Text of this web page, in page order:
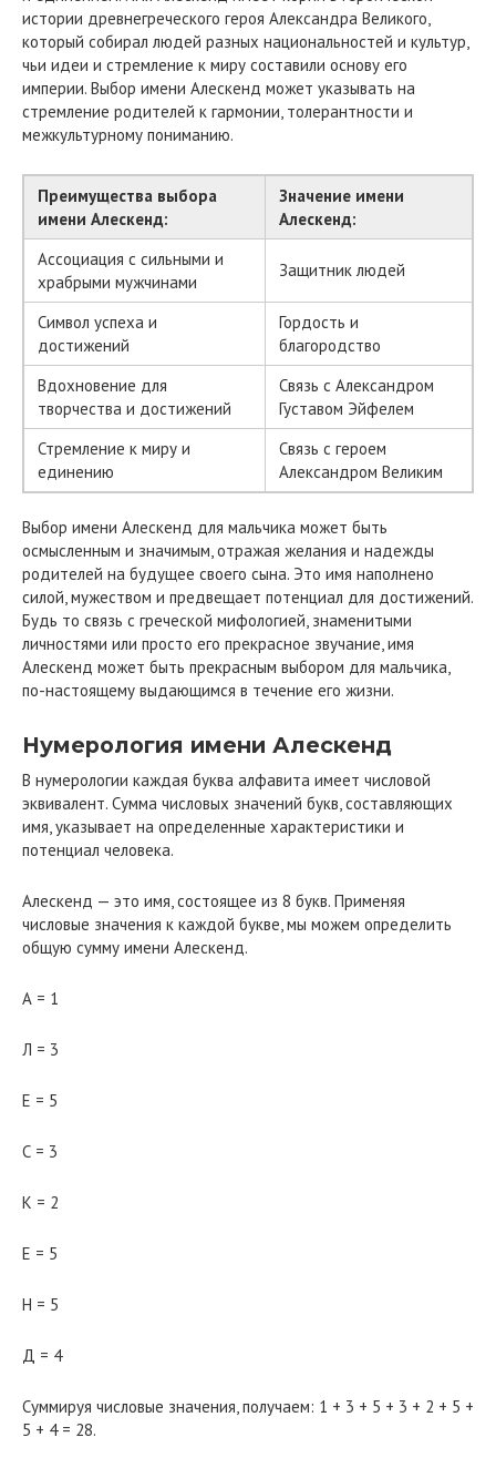
истории древнегреческого героя Александра Великого,
который собирал людей разных национальностей и культур,
чьи идеи и стремление к миру составили основу его
империи. Выбор имени Алескенд может указывать на
стремление родителей к гармонии, толерантности и
межкультурному пониманию.
Преимущества выбора
имени Алескенд:
Значение имени
Алескенд:
Ассоциация с сильными и
храбрыми мужчинами
Защитник людей
Символ успеха и
достижений
Гордость и
благородство
Вдохновение для
творчества и достижений
Связь с Александром
Густавом Эйфелем
Стремление к миру и
единению
Связь с героем
Александром Великим
Выбор имени Алескенд для мальчика может быть
осмысленным и значимым, отражая желания и надежды
родителей на будущее своего сына. Это имя наполнено
силой, мужеством и предвещает потенциал для достижений.
Будь то связь с греческой мифологией, знаменитыми
личностями или просто его прекрасное звучание, имя
Алескенд может быть прекрасным выбором для мальчика,
по-настоящему выдающимся в течение его жизни.
Нумерология имени Алескенд
В нумерологии каждая буква алфавита имеет числовой
эквивалент. Сумма числовых значений букв, составляющих
имя, указывает на определенные характеристики и
потенциал человека.
Алескенд — это имя, состоящее из 8 букв. Применяя
числовые значения к каждой букве, мы можем определить
общую сумму имени Алескенд.
А = 1
Л = 3
Е = 5
С = 3
К = 2
Е = 5
Н = 5
Д = 4
Суммируя числовые значения, получаем: 1 + 3 + 5 + 3 + 2 + 5 +
5 + 4 = 28.